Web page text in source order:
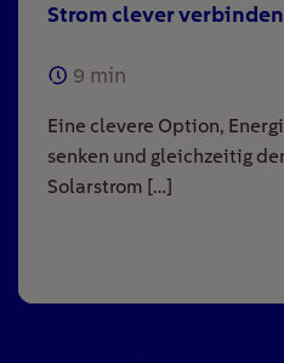
Strom clever verbinden
9 min
Eine clevere Option,
senken und gleichzeitig
Solarstrom […]